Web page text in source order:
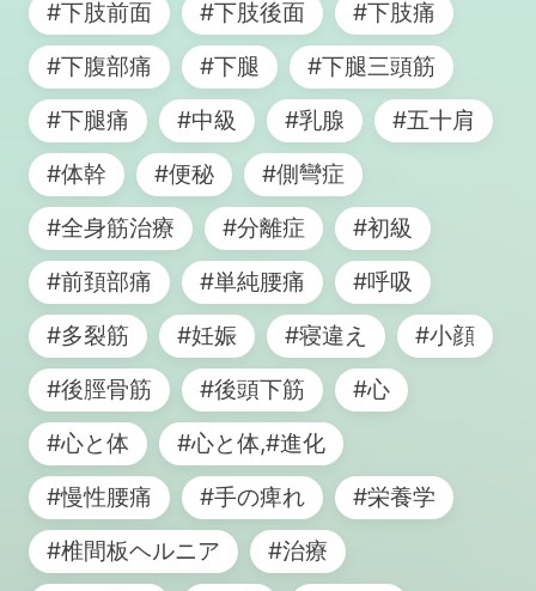
#下肢前面
#下肢後面
#下肢痛
#下腹部痛
#下腿
#下腿三頭筋
#下腿痛
#中級 #乳腺
#五十肩
#体幹
#便秘
#側彎症
#全身筋治療
#分離症
#初級
#前頚部痛
#単純腰痛
#呼吸
#多裂筋
#妊娠 #寝違え
#小顔
#後脛骨筋
#後頭下筋
#心
#心と体
#心と体,#進化
#慢性腰痛
#手の痺れ
#栄養学
#椎間板ヘルニア
#治療